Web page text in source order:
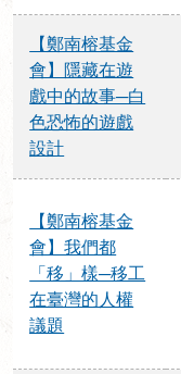
【鄭南榕基金
會】隱藏在遊
戲中的故事─白
色恐怖的遊戲
設計
【鄭南榕基金
會】我們都
「移」樣─移工
在臺灣的人權
議題